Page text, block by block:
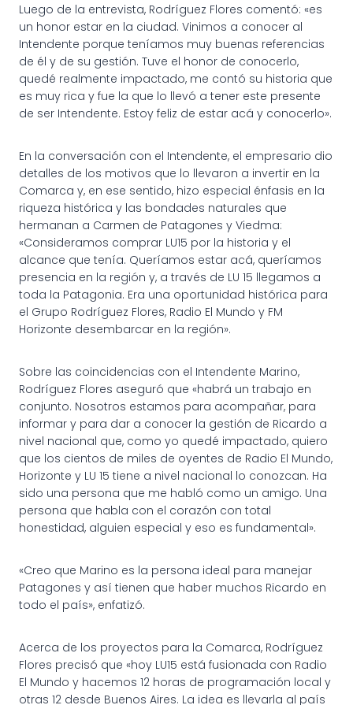
Luego de la entrevista, Rodríguez Flores comentó: «es
un honor estar en la ciudad. Vinimos a conocer al
Intendente porque teníamos muy buenas referencias
de él y de su gestión. Tuve el honor de conocerlo,
quedé realmente impactado, me contó su historia que
es muy rica y fue la que lo llevó a tener este presente
de ser Intendente. Estoy feliz de estar acá y conocerlo».
En la conversación con el Intendente, el empresario dio
detalles de los motivos que lo llevaron a invertir en la
Comarca y, en ese sentido, hizo especial énfasis en la
riqueza histórica y las bondades naturales que
hermanan a Carmen de Patagones y Viedma:
«Consideramos comprar LU15 por la historia y el
alcance que tenía. Queríamos estar acá, queríamos
presencia en la región y, a través de LU 15 llegamos a
toda la Patagonia. Era una oportunidad histórica para
el Grupo Rodríguez Flores, Radio El Mundo y FM
Horizonte desembarcar en la región».
Sobre las coincidencias con el Intendente Marino,
Rodríguez Flores aseguró que «habrá un trabajo en
conjunto. Nosotros estamos para acompañar, para
informar y para dar a conocer la gestión de Ricardo a
nivel nacional que, como yo quedé impactado, quiero
que los cientos de miles de oyentes de Radio El Mundo,
Horizonte y LU 15 tiene a nivel nacional lo conozcan. Ha
sido una persona que me habló como un amigo. Una
persona que habla con el corazón con total
honestidad, alguien especial y eso es fundamental».
«Creo que Marino es la persona ideal para manejar
Patagones y así tienen que haber muchos Ricardo en
todo el país», enfatizó.
Acerca de los proyectos para la Comarca, Rodríguez
Flores precisó que «hoy LU15 está fusionada con Radio
El Mundo y hacemos 12 horas de programación local y
otras 12 desde Buenos Aires. La idea es llevarla al país